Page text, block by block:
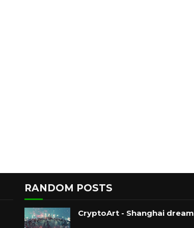
RANDOM POSTS
CryptoArt - Shanghai dream